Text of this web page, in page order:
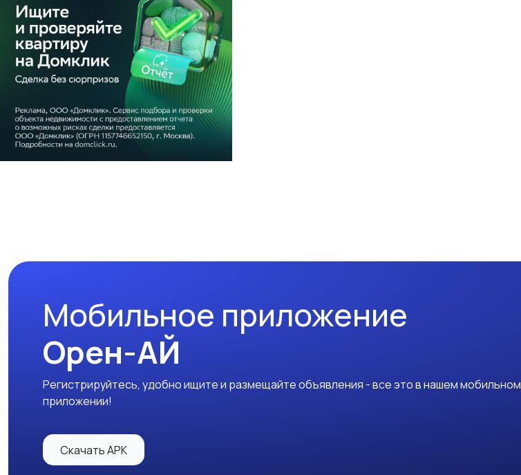
Мобильное приложение
Орен-АЙ
Регистрируйтесь, удобно ищите и размещайте объявления - все это в нашем мобильном
приложении!
Скачать APK